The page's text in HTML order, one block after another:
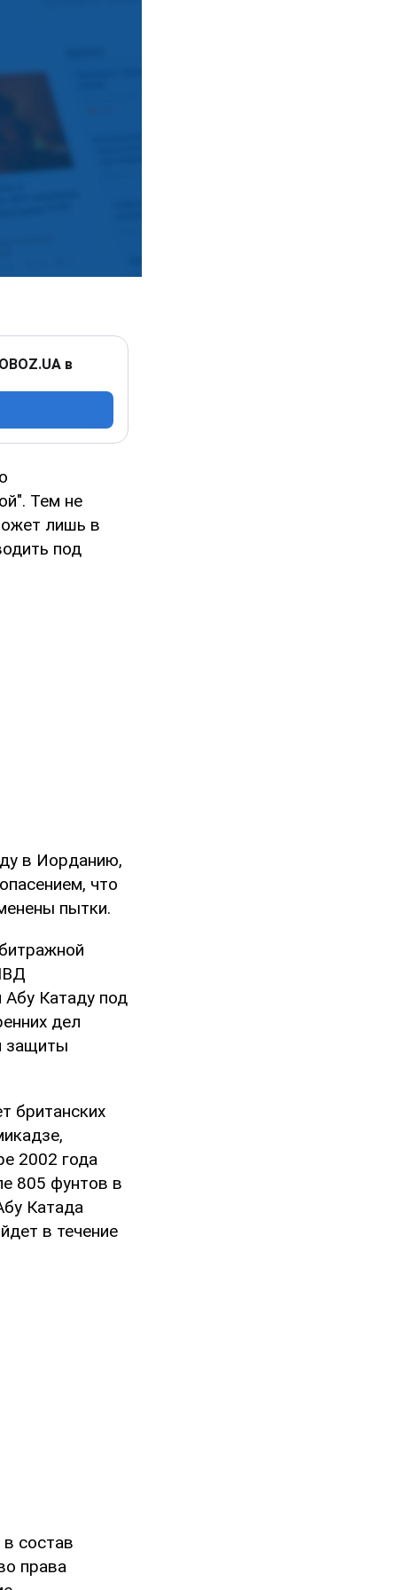
в
Тем не
лишь в
под
в Иорданию,
что
пытки.
Абу Катаду под
дел
защиты
британских
2002 года
805 фунтов в
Катада
в течение
состав
права